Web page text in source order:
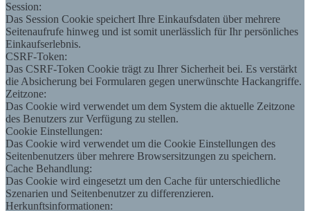
Session:
Das Session Cookie speichert Ihre Einkaufsdaten über mehrere
Seitenaufrufe hinweg und ist somit unerlässlich für Ihr persönliches
Einkaufserlebnis.
CSRF-Token:
Das CSRF-Token Cookie trägt zu Ihrer Sicherheit bei. Es verstärkt
die Absicherung bei Formularen gegen unerwünschte Hackangriffe.
Zeitzone:
Das Cookie wird verwendet um dem System die aktuelle Zeitzone
des Benutzers zur Verfügung zu stellen.
Cookie Einstellungen:
Das Cookie wird verwendet um die Cookie Einstellungen des
Seitenbenutzers über mehrere Browsersitzungen zu speichern.
Cache Behandlung:
Das Cookie wird eingesetzt um den Cache für unterschiedliche
Szenarien und Seitenbenutzer zu differenzieren.
Herkunftsinformationen: